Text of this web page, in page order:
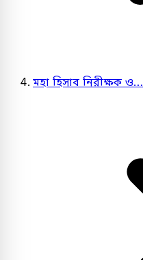
মহা হিসাব নিরীক্ষক ও…